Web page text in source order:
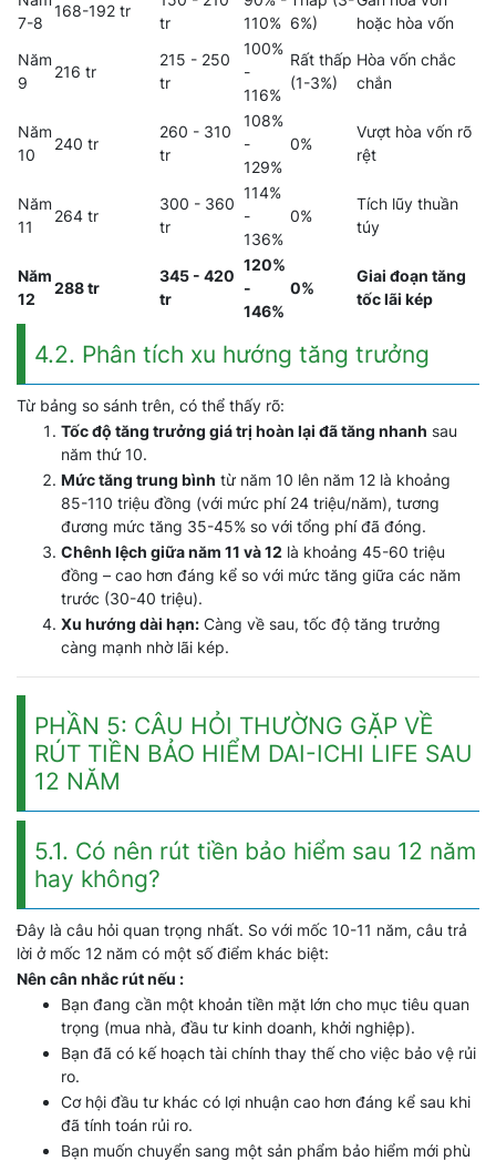
7-8
168-192 tr
tr
110% 6%)
hoặc hòa vốn
Năm
9
216 tr
215 - 250
tr
100%
-
116%
Rất thấp
(1-3%)
Hòa vốn chắc
chắn
Năm
10
240 tr
260 - 310
tr
108%
-
129%
0%
Vượt hòa vốn rõ
rệt
Năm
11
264 tr
300 - 360
tr
114%
-
136%
0%
Tích lũy thuần
túy
Năm
12
288 tr
345 - 420
tr
120%
-
146%
0%
Giai đoạn tăng
tốc lãi kép
4.2. Phân tích xu hướng tăng trưởng
Từ bảng so sánh trên, có thể thấy rõ:
Tốc độ tăng trưởng giá trị hoàn lại đã tăng nhanh sau
năm thứ 10.
Mức tăng trung bình từ năm 10 lên năm 12 là khoảng
85-110 triệu đồng (với mức phí 24 triệu/năm), tương
đương mức tăng 35-45% so với tổng phí đã đóng.
Chênh lệch giữa năm 11 và 12 là khoảng 45-60 triệu
đồng – cao hơn đáng kể so với mức tăng giữa các năm
trước (30-40 triệu).
Xu hướng dài hạn: Càng về sau, tốc độ tăng trưởng
càng mạnh nhờ lãi kép.
PHẦN 5: CÂU HỎI THƯỜNG GẶP VỀ
RÚT TIỀN BẢO HIỂM DAI-ICHI LIFE SAU
12 NĂM
5.1. Có nên rút tiền bảo hiểm sau 12 năm
hay không?
Đây là câu hỏi quan trọng nhất. So với mốc 10-11 năm, câu trả
lời ở mốc 12 năm có một số điểm khác biệt:
Nên cân nhắc rút nếu :
Bạn đang cần một khoản tiền mặt lớn cho mục tiêu quan
trọng (mua nhà, đầu tư kinh doanh, khởi nghiệp).
Bạn đã có kế hoạch tài chính thay thế cho việc bảo vệ rủi
ro.
Cơ hội đầu tư khác có lợi nhuận cao hơn đáng kể sau khi
đã tính toán rủi ro.
Bạn muốn chuyển sang một sản phẩm bảo hiểm mới phù